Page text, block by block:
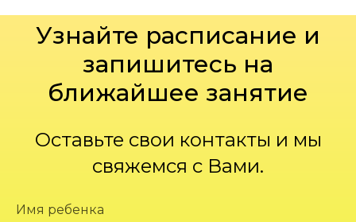
Узнайте расписание и
запишитесь на
ближайшее занятие
Оставьте свои контакты и мы
свяжемся с Вами.
Имя ребенка